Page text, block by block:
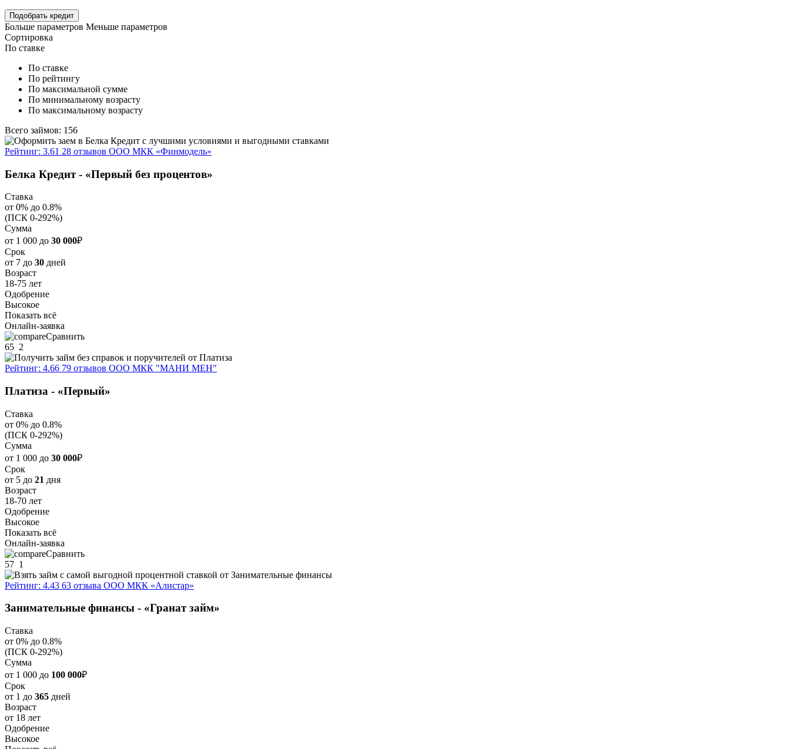
Подобрать кредит
Больше параметров Меньше параметров
Сортировка
По ставке
По ставке
По рейтингу
По максимальной сумме
По минимальному возрасту
По максимальному возрасту
Всего займов: 156
Рейтинг: 3.61 28 отзывов ООО МКК «Финмодель»
Белка Кредит - «Первый без процентов»
Ставка
от 0% до 0.8%
(ПСК 0-292%)
Сумма
от 1 000 до 30 000₽
Срок
от 7 до 30 дней
Возраст
18-75 лет
Одобрение
Высокое
Показать всё
Онлайн-заявка
Сравнить
65 2
Рейтинг: 4.66 79 отзывов ООО МКК "МАНИ МЕН"
Платиза - «Первый»
Ставка
от 0% до 0.8%
(ПСК 0-292%)
Сумма
от 1 000 до 30 000₽
Срок
от 5 до 21 дня
Возраст
18-70 лет
Одобрение
Высокое
Показать всё
Онлайн-заявка
Сравнить
57 1
Рейтинг: 4.43 63 отзыва ООО МКК «Алистар»
Занимательные финансы - «Гранат займ»
Ставка
от 0% до 0.8%
(ПСК 0-292%)
Сумма
от 1 000 до 100 000₽
Срок
от 1 до 365 дней
Возраст
от 18 лет
Одобрение
Высокое